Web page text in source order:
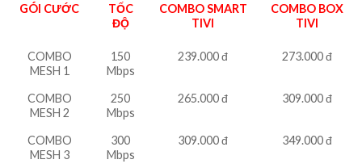
GÓI CƯỚC
TỐC
ĐỘ
COMBO SMART
TIVI
COMBO BOX
TIVI
COMBO
MESH 1
150
Mbps
239.000 đ 273.000 đ
COMBO
MESH 2
250
Mbps
265.000 đ 309.000 đ
COMBO
MESH 3
300
Mbps
309.000 đ 349.000 đ